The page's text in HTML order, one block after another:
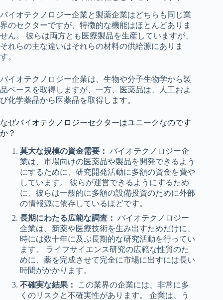
バイオテクノロジー企業と製薬企業はどちらも同じ業
界のセクターですが、特徴的な機能はほとんどありま
せん。 彼らは両方とも医療製品を生産していますが、
それらの主な違いはそれらの材料の供給源にありま
す。
バイオテクノロジー企業は、生物や分子生物学から製
品ベースを取得しますが、一方、医薬品は、人工およ
び化学薬品から医薬品を取得します。
なぜバイオテクノロジーセクターはユニークなのです
か？
莫大な規模の資金需要： バイオテクノロジー企
業は、市場向けの医薬品や製品を開発できるよう
にするために、研究開発活動に多額の資金を費や
しています。 彼らが運営できるようにするため
に、彼らは一般的に多額の設備投資のために外部
の情報源に依存しているほどです。
長期にわたる広範な調査： バイオテクノロジー
企業は、新薬や医療技術を生み出すためだけに、
時には数十年に及ぶ長期的な研究活動を行ってい
ます。 ライフサイエンス研究の広範な性質のた
めに、薬を完成させて完全に市場に出すには長い
時間がかかります。
不確実な結果：
この業界の企業には、非常に多
くのリスクと不確実性があります。 企業は、う